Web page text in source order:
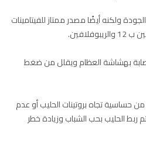
ولكنه أيضًا مصدر ممتاز للفيتامينات
بهشاشة العظام ويقلل من ضغط
تجاه بروتينات الحليب أو عدم
ربط الحليب بحب الشباب وزيادة خطر